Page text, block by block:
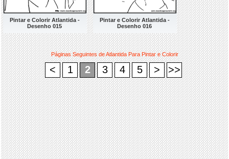
Pintar e Colorir Atlantida -
Desenho 015
Pintar e Colorir Atlantida -
Desenho 016
Páginas Seguintes de Atlantida Para Pintar e Colorir
< 1 2 3 4 5 > >>